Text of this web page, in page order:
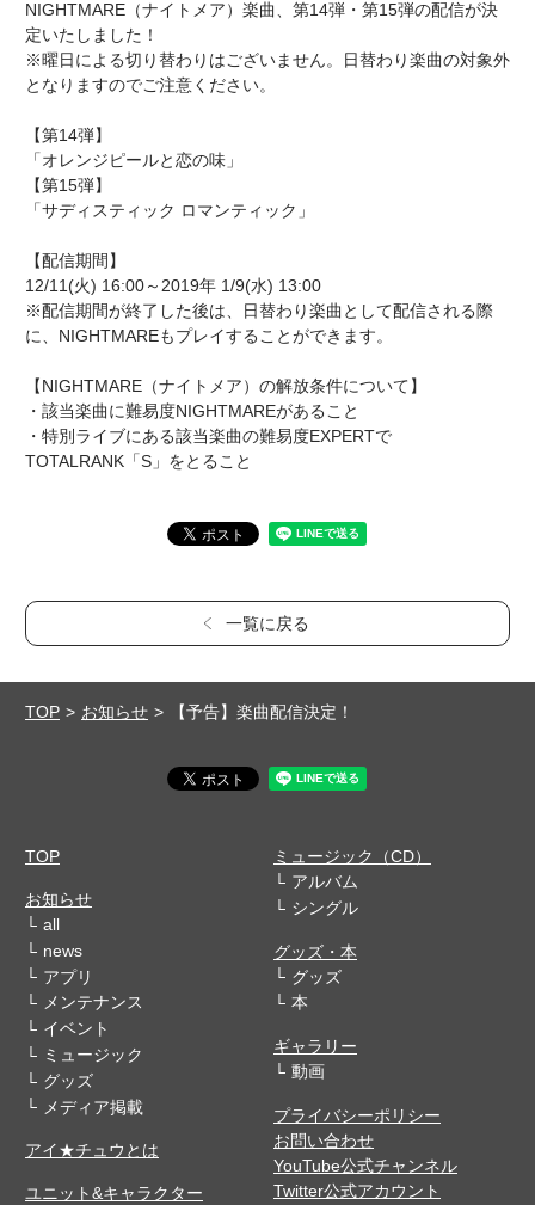
NIGHTMARE（ナイトメア）楽曲、第14弾・第15弾の配信が決
定いたしました！
※曜日による切り替わりはございません。日替わり楽曲の対象外
となりますのでご注意ください。
【第14弾】
「オレンジピールと恋の味」
【第15弾】
「サディスティック ロマンティック」
【配信期間】
12/11(火) 16:00～2019年 1/9(水) 13:00
※配信期間が終了した後は、日替わり楽曲として配信される際
に、NIGHTMAREもプレイすることができます。
【NIGHTMARE（ナイトメア）の解放条件について】
・該当楽曲に難易度NIGHTMAREがあること
・特別ライブにある該当楽曲の難易度EXPERTで
TOTALRANK「S」をとること
一覧に戻る
TOP お知らせ 【予告】楽曲配信決定！
TOP
お知らせ
all
news
アプリ
メンテナンス
イベント
ミュージック
グッズ
メディア掲載
アイ★チュウとは
ユニット&キャラクター
ミュージック（CD）
アルバム
シングル
グッズ・本
グッズ
本
ギャラリー
動画
プライバシーポリシー
お問い合わせ
YouTube公式チャンネル
Twitter公式アカウント